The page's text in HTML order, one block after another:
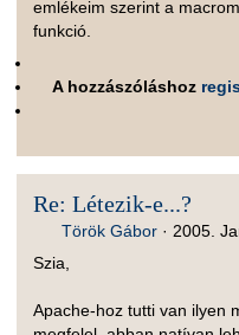
emlékeim szerint a
funkció.
A hozzászóláshoz
Re: Létezik-e...?
Török Gábor · 2005.
Szia,
Apache-hoz tutti van ilyen